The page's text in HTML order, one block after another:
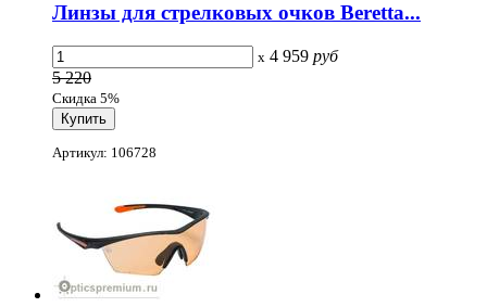
Линзы для стрелковых очков Beretta...
x 4 959 руб
5 220
Скидка 5%
Артикул: 106728